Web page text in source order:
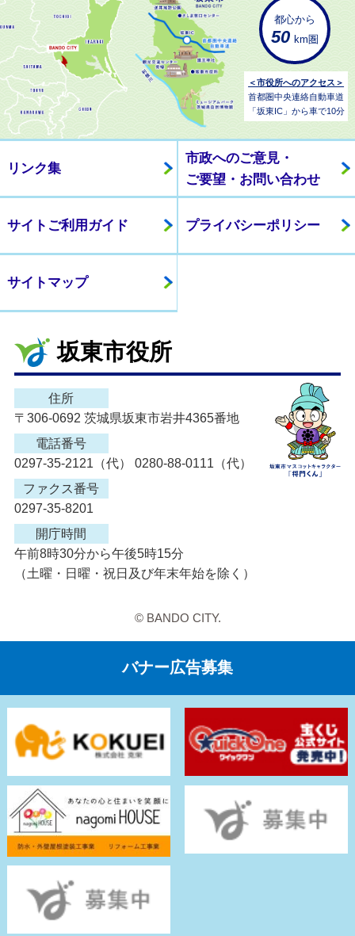
都心から
50 km圏
＜市役所へのアクセス＞
首都圏中央連絡自動車道
「坂東IC」から車で10分
リンク集
市政へのご意見・
ご要望・お問い合わせ
サイトご利用ガイド プライバシーポリシー
サイトマップ
坂東市役所
住所
〒306-0692 茨城県坂東市岩井4365番地
電話番号
0297-35-2121（代） 0280-88-0111（代）
ファクス番号
0297-35-8201
開庁時間
午前8時30分から午後5時15分
（土曜・日曜・祝日及び年末年始を除く）
© BANDO CITY.
バナー広告募集